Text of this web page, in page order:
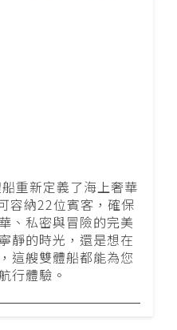
重新定義了海上奢華
容納22位賓客，確保
、私密與冒險的完美
靜的時光，還是想在
這艘雙體船都能為您
行體驗。